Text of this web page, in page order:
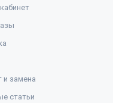
и замена
статьи